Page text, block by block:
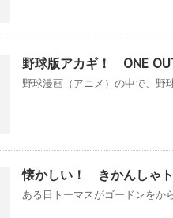
野球版アカギ！ ONE
野球漫画（アニメ）の中で、野
懐かしい！ きかんしゃ
ある日トーマスがゴードンをか